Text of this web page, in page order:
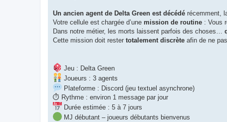
Un ancien agent de Delta Green est décédé récemment,
Votre cellule est chargée d’une mission de routine : Vous
Dans notre métier, les morts laissent parfois des choses…
Cette mission doit rester totalement discrète afin de ne
Jeu : Delta Green
Joueurs : 3 agents
Plateforme : Discord (jeu textuel asynchrone)
⏱ Rythme : environ 1 message par jour
Durée estimée : 5 à 7 jours
MJ débutant – joueurs débutants bienvenus